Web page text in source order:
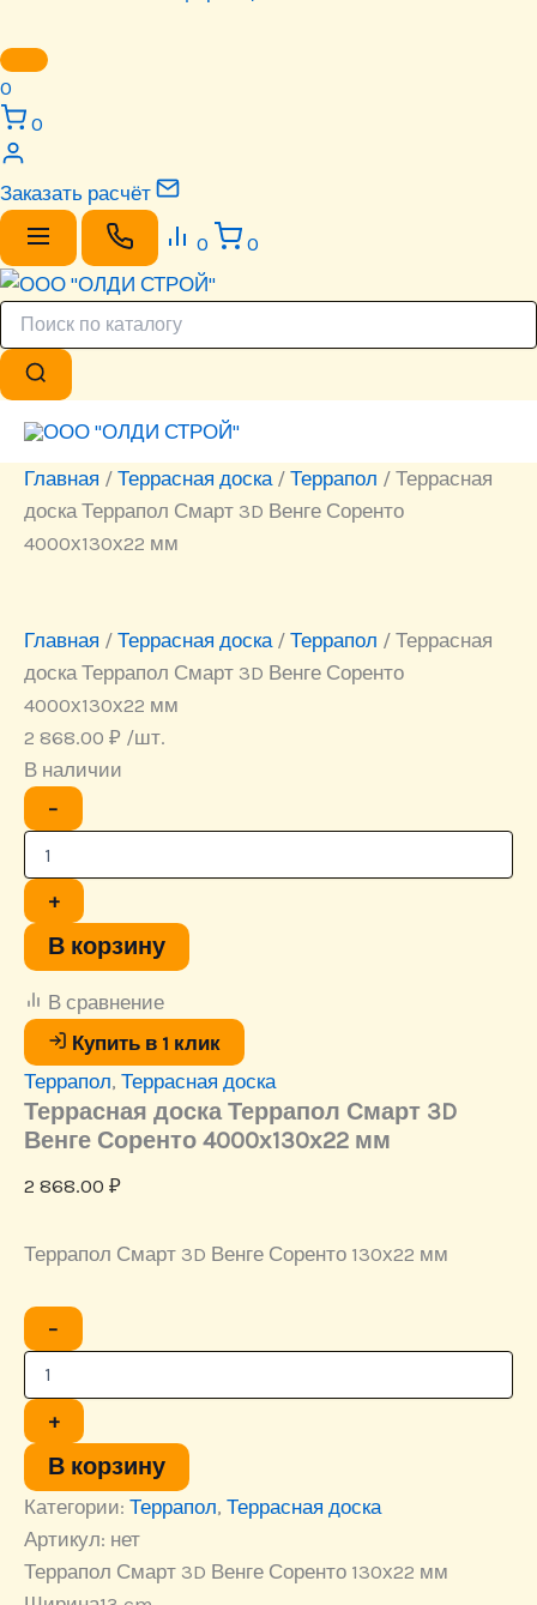
0
0
Заказать расчёт
0 0
Главная / Террасная доска/ Террапол / Террасная
доска Террапол Смарт 3D Венге Соренто
4000х130х22 мм
Главная / Террасная доска/ Террапол / Террасная
доска Террапол Смарт 3D Венге Соренто
4000х130х22 мм
2 868.00 ₽ /шт.
В наличии
−
Количество
товара
Террапол
Смарт
3D
Венге
4000х130х22
мм
+
В корзину
В сравнение
Купить в 1 клик
Террапол, Террасная доска
Террасная доска Террапол Смарт 3D
Венге Соренто 4000х130х22 мм
2 868.00 ₽
Террапол Смарт 3D Венге Соренто 130х22 мм
−
Количество
товара
Террапол
Смарт
3D
Венге
Соренто
4000х130х22
мм
+
В корзину
Категории: Террапол, Террасная доска
Артикул: нет
Террапол Смарт 3D Венге Соренто 130х22 мм